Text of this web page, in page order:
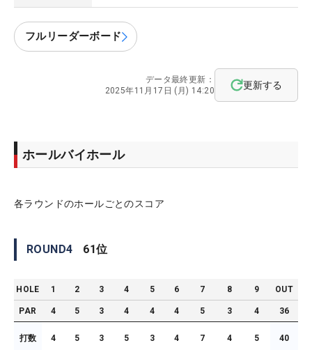
フルリーダーボード
データ最終更新：
2025年11月17日 (月) 14:20
更新する
ホールバイホール
各ラウンドのホールごとのスコア
ROUND4 61位
HOLE 1 2 3 4 5 6 7 8 9 OUT
PAR 4 5 3 4 4 4 5 3 4 36
打数 4 5 3 5 3 4 7 4 5 40